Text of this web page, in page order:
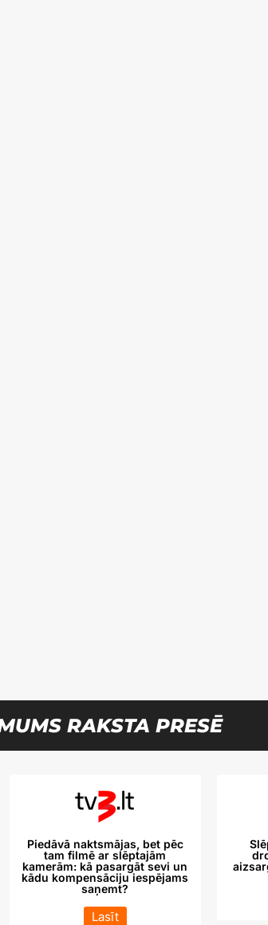
RAKSTA PRESĒ
Piedāvā naktsmājas, bet pēc
tam filmē ar slēptajām
kamerām: kā pasargāt sevi un
kādu kompensāciju iespējams
saņemt?
Lasīt